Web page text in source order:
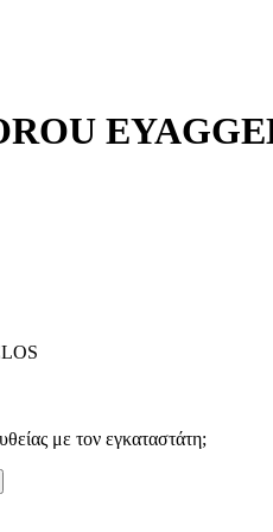
με τον εγκαταστάτη;